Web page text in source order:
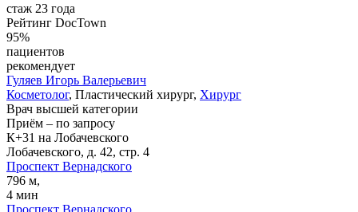
стаж 23 года
Рейтинг DocTown
95%
пациентов
рекомендует
Гуляев Игорь Валерьевич
Косметолог, Пластический хирург, Хирург
Врач высшей категории
Приём – по запросу
К+31 на Лобачевского
Лобачевского, д. 42, стр. 4
Проспект Вернадского
796 м,
4 мин
Проспект Вернадского